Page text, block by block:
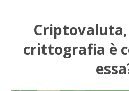
Il nostro prodotto
crittografia è